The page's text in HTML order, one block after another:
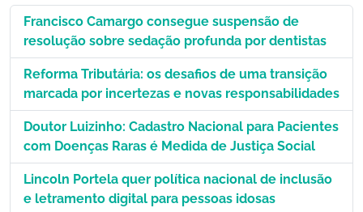
Francisco Camargo consegue suspensão de
resolução sobre sedação profunda por dentistas
Reforma Tributária: os desafios de uma transição
marcada por incertezas e novas responsabilidades
Doutor Luizinho: Cadastro Nacional para Pacientes
com Doenças Raras é Medida de Justiça Social
Lincoln Portela quer política nacional de inclusão
e letramento digital para pessoas idosas